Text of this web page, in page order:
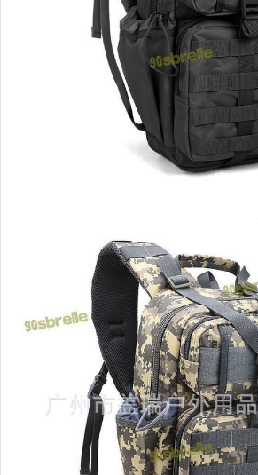
玩具、模型與公仔
男性精品與服飾
偶像、球員卡與郵幣